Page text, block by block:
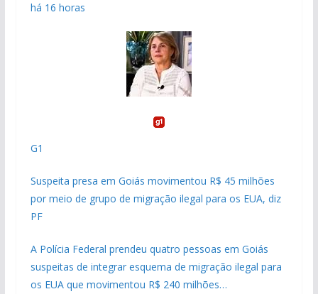
há 16 horas
G1
Suspeita presa em Goiás movimentou R$ 45 milhões
por meio de grupo de migração ilegal para os EUA, diz
PF
A Polícia Federal prendeu quatro pessoas em Goiás
suspeitas de integrar esquema de migração ilegal para
os EUA que movimentou R$ 240 milhões…